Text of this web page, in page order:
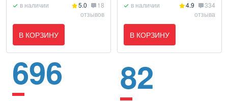
в наличии 5.0
18
отзывов
В КОРЗИНУ
в наличии 4.9
334
отзыва
В КОРЗИНУ
696 82